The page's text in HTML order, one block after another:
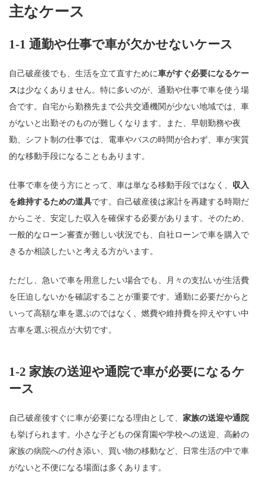
主なケース
1-1 通勤や仕事で車が欠かせないケース
自己破産後でも、生活を立て直すために車がすぐ必要になるケー
スは少なくありません。特に多いのが、通勤や仕事で車を使う場
合です。自宅から勤務先まで公共交通機関が少ない地域では、車
がないと出勤そのものが難しくなります。また、早朝勤務や夜
勤、シフト制の仕事では、電車やバスの時間が合わず、車が実質
的な移動手段になることもあります。
仕事で車を使う方にとって、車は単なる移動手段ではなく、 収入
を維持するための道具です。自己破産後は家計を再建する時期だ
からこそ、安定した収入を確保する必要があります。そのため、
一般的なローン審査が難しい状況でも、自社ローンで車を購入で
きるか相談したいと考える方がいます。
ただし、急いで車を用意したい場合でも、月々の支払いが生活費
を圧迫しないかを確認することが重要です。通勤に必要だからと
いって高額な車を選ぶのではなく、燃費や維持費を抑えやすい中
古車を選ぶ視点が大切です。
1-2 家族の送迎や通院で車が必要になるケ
ース
自己破産後すぐに車が必要になる理由として、 家族の送迎や通院
も挙げられます。小さな子どもの保育園や学校への送迎、高齢の
家族の病院への付き添い、買い物の移動など、日常生活の中で車
がないと不便になる場面は多くあります。